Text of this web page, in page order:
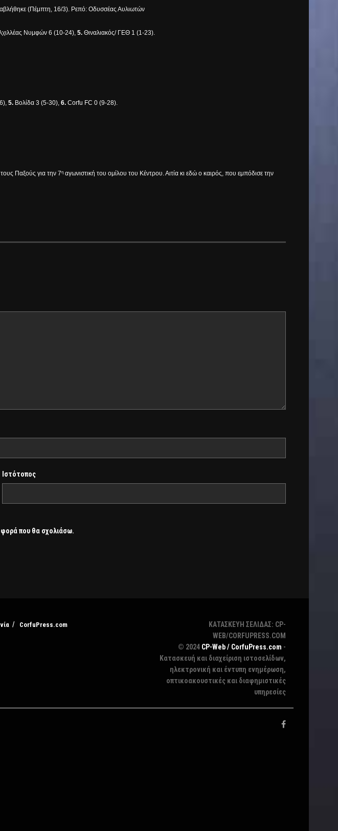
(Πέμπτη, 16/3). Ρεπό: Οδυσσέας Αυλιωτών
Νυμφών 6 (10-24), 5. Θιναλιακός/ ΓΕΘ 1 (1-23).
5. Bολίδα 3 (5-30), 6. Corfu FC 0 (9-28).
Παξούς για την 7η αγωνιστική του ομίλου του Κέντρου. Αιτία κι εδώ ο καιρός, που εμπόδισε την
Ιστότοπος
που θα σχολιάσω.
CorfuPress.com
ΚΑΤΑΣΚΕΥΗ ΣΕΛΙΔΑΣ: CP-
WEB/CORFUPRESS.COM
© 2024 CP-Web / CorfuPress.com -
Κατασκευή και διαχείριση ιστοσελίδων,
ηλεκτρονική και έντυπη ενημέρωση,
οπτικοακουστικές και διαφημιστικές
υπηρεσίες